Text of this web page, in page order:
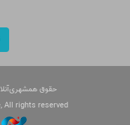
حقوق
All rights reserved